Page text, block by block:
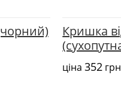
Кришка
ціна352 грн